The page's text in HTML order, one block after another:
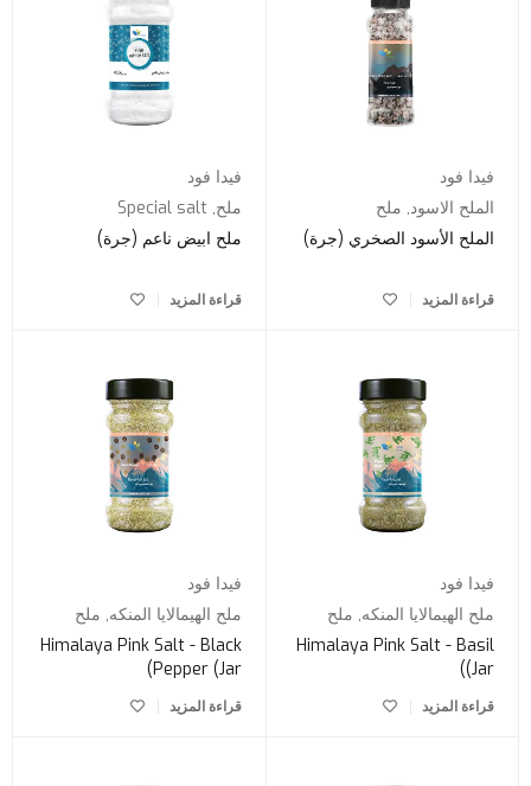
فيدا فود
الملح الاسود, ملح
الملح الأسود الصخري (جرة)
قراءة المزيد
فيدا فود
ملح,
Special salt
ملح ابيض ناعم (جرة)
قراءة المزيد
فيدا فود
ملح الهيمالايا المنكه, ملح
Himalaya Pink Salt - Basil
(Jar)
قراءة المزيد
فيدا فود
ملح الهيمالايا المنكه, ملح
Himalaya Pink Salt - Black
Pepper (Jar)
قراءة المزيد